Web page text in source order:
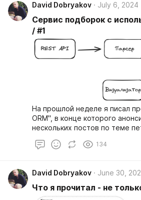
David Dobryakov July 6, 2024
Сервис подборок с
/ #1
На прошлой неделе я писал
ORM", в конце которого
нескольких постов по теме
Это первая часть, сегодня
даже частично набросаем
134
David Dobryakov June 30,
Что я прочитал - не